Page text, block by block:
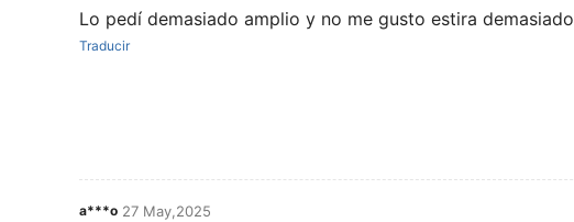
Lo pedí demasiado amplio y no me gusto estira demasiado
Traducir
a***o 27 May,2025